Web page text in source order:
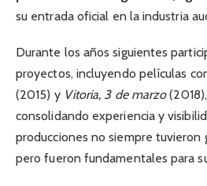
su entrada oficial en la industria
Durante los años siguientes
proyectos, incluyendo películas
(2015) y Vitoria, 3 de marzo
consolidando experiencia y
producciones no siempre tuvieron
pero fueron fundamentales para